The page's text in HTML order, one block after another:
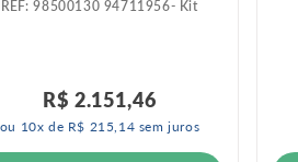
:98500130 94711956- Kit
R$ 2.151,46
ou 10x de R$ 215, 14 sem juros